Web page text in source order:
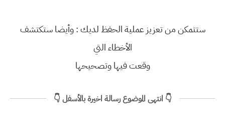
ستتمكن من تعزيز عملية الحفظ لديك : وأيضا ستكتشف
الأخطاء التي
وقعت فيها وتصحيحها
👇 انتهى الموضوع رسالة اخيرة بالأسفل 👇